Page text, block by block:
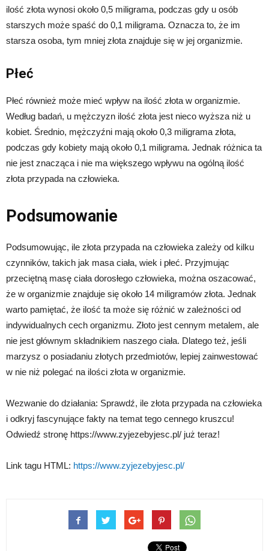
ilość złota wynosi około 0,5 miligrama, podczas gdy u osób
starszych może spaść do 0,1 miligrama. Oznacza to, że im
starsza osoba, tym mniej złota znajduje się w jej organizmie.
Płeć
Płeć również może mieć wpływ na ilość złota w organizmie.
Według badań, u mężczyzn ilość złota jest nieco wyższa niż u
kobiet. Średnio, mężczyźni mają około 0,3 miligrama złota,
podczas gdy kobiety mają około 0,1 miligrama. Jednak różnica ta
nie jest znacząca i nie ma większego wpływu na ogólną ilość
złota przypada na człowieka.
Podsumowanie
Podsumowując, ile złota przypada na człowieka zależy od kilku
czynników, takich jak masa ciała, wiek i płeć. Przyjmując
przeciętną masę ciała dorosłego człowieka, można oszacować,
że w organizmie znajduje się około 14 miligramów złota. Jednak
warto pamiętać, że ilość ta może się różnić w zależności od
indywidualnych cech organizmu. Złoto jest cennym metalem, ale
nie jest głównym składnikiem naszego ciała. Dlatego też, jeśli
marzysz o posiadaniu złotych przedmiotów, lepiej zainwestować
w nie niż polegać na ilości złota w organizmie.
Wezwanie do działania: Sprawdź, ile złota przypada na człowieka
i odkryj fascynujące fakty na temat tego cennego kruszcu!
Odwiedź stronę https://www.zyjezebyjesc.pl/ już teraz!
Link tagu HTML: https://www.zyjezebyjesc.pl/